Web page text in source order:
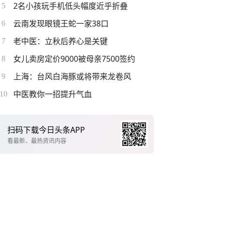
5 2名小孩玩手机低头幅度近乎折叠
6 云南发现眼镜王蛇一家38口
7 老中医：立秋后养心是关键
8 女儿卖房定价9000被母亲7500签约
9 上海：台风白海豚或将带来龙卷风
10 中医教你一招提升气血
扫码下载今日头条APP
看最新、最热资讯内容